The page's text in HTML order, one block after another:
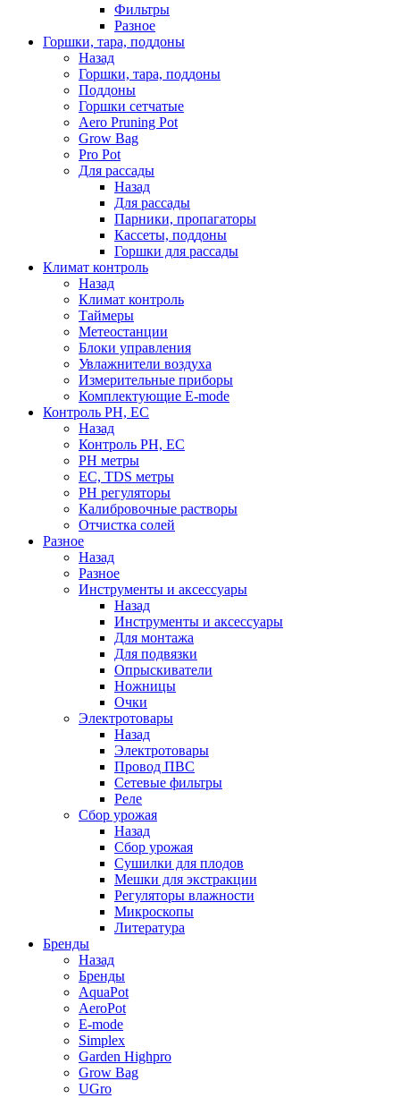
Фильтры
Разное
Горшки, тара, поддоны
Назад
Горшки, тара, поддоны
Поддоны
Горшки сетчатые
Aero Pruning Pot
Grow Bag
Pro Pot
Для рассады
Назад
Для рассады
Парники, пропагаторы
Кассеты, поддоны
Горшки для рассады
Климат контроль
Назад
Климат контроль
Таймеры
Метеостанции
Блоки управления
Увлажнители воздуха
Измерительные приборы
Комплектующие E-mode
Контроль PH, EC
Назад
Контроль PH, EC
PH метры
EC, TDS метры
PH регуляторы
Калибровочные растворы
Отчистка солей
Разное
Назад
Разное
Инструменты и аксессуары
Назад
Инструменты и аксессуары
Для монтажа
Для подвязки
Опрыскиватели
Ножницы
Очки
Электротовары
Назад
Электротовары
Провод ПВС
Сетевые фильтры
Реле
Сбор урожая
Назад
Сбор урожая
Сушилки для плодов
Мешки для экстракции
Регуляторы влажности
Микроскопы
Литература
Бренды
Назад
Бренды
AquaPot
AeroPot
E-mode
Simplex
Garden Highpro
Grow Bag
UGro